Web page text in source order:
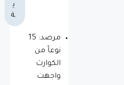
ي
ة
مرصد: 15
نوعاً من
الكوارث
واجهت